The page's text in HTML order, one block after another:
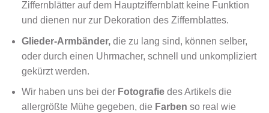
Ziffernblätter auf dem Hauptziffernblatt keine Funktion
und dienen nur zur Dekoration des Ziffernblattes.
Glieder-Armbänder,die zu lang sind, können selber,
oder durch einen Uhrmacher, schnell und unkompliziert
gekürzt werden.
Wir haben uns bei der Fotografiedes Artikels die
allergrößte Mühe gegeben, die Farben so real wie